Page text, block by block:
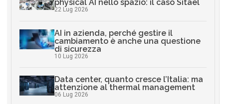
physical AI nello spazio: il caso Sitael
22 Lug 2026
AI in azienda, perché gestire il
cambiamento è anche una questione
di sicurezza
10 Lug 2026
Data center, quanto cresce l’Italia: ma
attenzione al thermal management
06 Lug 2026